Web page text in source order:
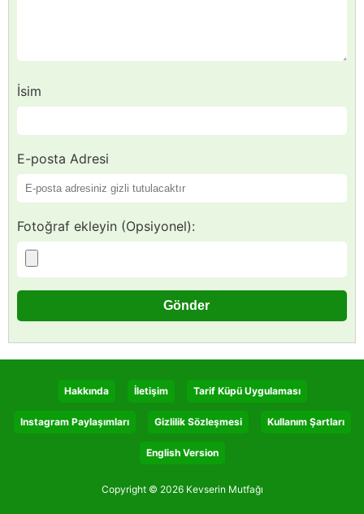
İsim
E-posta Adresi
Fotoğraf ekleyin (Opsiyonel):
Hakkında İletişim Tarif Küpü Uygulaması
Instagram Paylaşımları Gizlilik Sözleşmesi Kullanım Şartları
English Version
Copyright © 2026 Kevserin Mutfağı